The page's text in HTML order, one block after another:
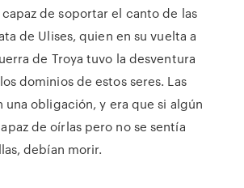
de soportar el canto de las
de Ulises, quien en su vuelta a
de Troya tuvo la desventura
dominios de estos seres. Las
una obligación, y era que si algún
de oírlas pero no se sentía
debían morir.